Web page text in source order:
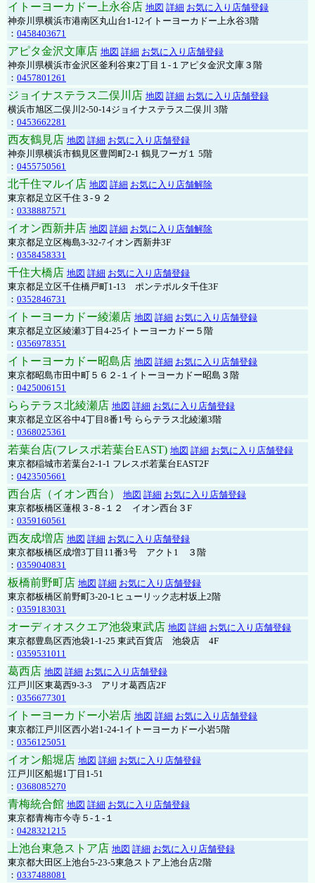
イトーヨーカドー上永谷店 地図 詳細 お気に入り店舗登録
神奈川県横浜市港南区丸山台1-12イトーヨーカドー上永谷3階
： 0458403671
アピタ金沢文庫店 地図 詳細 お気に入り店舗登録
神奈川県横浜市金沢区釜利谷東2丁目１-１アピタ金沢文庫３階
： 0457801261
ジョイナステラス二俣川店 地図 詳細 お気に入り店舗登録
横浜市旭区二俣川2-50-14ジョイナステラス二俣川 3階
： 0453662281
西友鶴見店 地図 詳細 お気に入り店舗登録
神奈川県横浜市鶴見区豊岡町2-1 鶴見フーガ１ 5階
： 0455750561
北千住マルイ店 地図 詳細 お気に入り店舗解除
東京都足立区千住３-９２
： 0338887571
イオン西新井店 地図 詳細 お気に入り店舗解除
東京都足立区梅島3-32-7イオン西新井3F
： 0358458331
千住大橋店 地図 詳細 お気に入り店舗登録
東京都足立区千住橋戸町1-13 ポンテポルタ千住3F
： 0352846731
イトーヨーカドー綾瀬店 地図 詳細 お気に入り店舗登録
東京都足立区綾瀬3丁目4-25イトーヨーカドー５階
： 0356978351
イトーヨーカドー昭島店 地図 詳細 お気に入り店舗登録
東京都昭島市田中町５６２-１イトーヨーカドー昭島３階
： 0425006151
ららテラス北綾瀬店 地図 詳細 お気に入り店舗登録
東京都足立区谷中4丁目8番1号 ららテラス北綾瀬3階
： 0368025361
若葉台店(フレスポ若葉台EAST) 地図 詳細 お気に入り店舗登録
東京都稲城市若葉台2-1-1 フレスポ若葉台EAST2F
： 0423505661
西台店（イオン西台） 地図 詳細 お気に入り店舗登録
東京都板橋区蓮根３-８-１２ イオン西台３F
： 0359160561
西友成増店 地図 詳細 お気に入り店舗登録
東京都板橋区成増3丁目11番3号 アクト1 ３階
： 0359040831
板橋前野町店 地図 詳細 お気に入り店舗登録
東京都板橋区前野町3-20-1ヒューリック志村坂上2階
： 0359183031
オーディオスクエア池袋東武店 地図 詳細 お気に入り店舗登録
東京都豊島区西池袋1-1-25 東武百貨店 池袋店 4F
： 0359531011
葛西店 地図 詳細 お気に入り店舗登録
江戸川区東葛西9-3-3 アリオ葛西店2F
： 0356677301
イトーヨーカドー小岩店 地図 詳細 お気に入り店舗登録
東京都江戸川区西小岩1-24-1イトーヨーカドー小岩5階
： 0356125051
イオン船堀店 地図 詳細 お気に入り店舗登録
江戸川区船堀1丁目1-51
： 0368085270
青梅統合館 地図 詳細 お気に入り店舗登録
東京都青梅市今寺５-１-１
： 0428321215
上池台東急ストア店 地図 詳細 お気に入り店舗登録
東京都大田区上池台5-23-5東急ストア上池台店2階
： 0337488081